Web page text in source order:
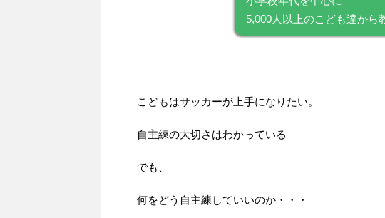
5,000人以上のこども達から
こどもはサッカーが上手になりたい。
自主練の大切さはわかっている
でも、
何をどう自主練していいのか・・・